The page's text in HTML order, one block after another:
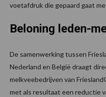
voetafdruk die gepaard gaat
Beloning leden-
De samenwerking tussen
Nederland en België draagt
melkveebedrijven van
met als resultaat een reductie